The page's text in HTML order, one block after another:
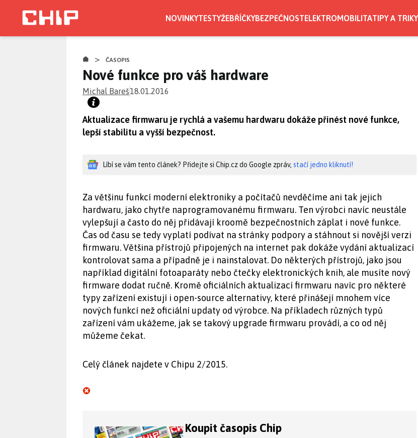
NOVINKYTESTYŽEBŘÍČKYBEZPEČNOSTELEKTROMOBILITATIPY A TRIKY
> ČASOPIS
Nové funkce pro váš hardware
Michal Bareš18.01.2016
Aktualizace firmwaru je rychlá a vašemu hardwaru dokáže přinést nové funkce,
lepší stabilitu a vyšší bezpečnost.
Líbí se vám tento článek? Přidejte si Chip.cz do Google zpráv, stačí jedno kliknutí!
Za většinu funkcí moderní elektroniky a počítačů nevděčíme ani tak jejich
hardwaru, jako chytře naprogramovanému firmwaru. Ten výrobci navíc neustále
vylepšují a často do něj přidávají kroomě bezpečnostních záplat i nové funkce.
Čas od času se tedy vyplatí podívat na stránky podpory a stáhnout si novější verzi
firmwaru. Většina přístrojů připojených na internet pak dokáže vydání aktualizací
kontrolovat sama a případně je i nainstalovat. Do některých přístrojů, jako jsou
například digitální fotoaparáty nebo čtečky elektronických knih, ale musíte nový
firmware dodat ručně. Kromě oficiálních aktualizací firmwaru navíc pro některé
typy zařízení existují i open-source alternativy, které přinášejí mnohem více
nových funkcí než oficiální updaty od výrobce. Na příkladech různých typů
zařízení vám ukážeme, jak se takový upgrade firmwaru provádí, a co od něj
můžeme čekat.
Celý článek najdete v Chipu 2/2015.
Koupit časopis Chip